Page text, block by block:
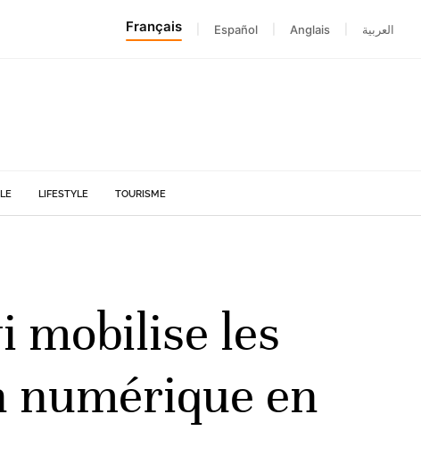
Français Español Anglais العربية
LIFESTYLE TOURISME
mobilise les
numérique en